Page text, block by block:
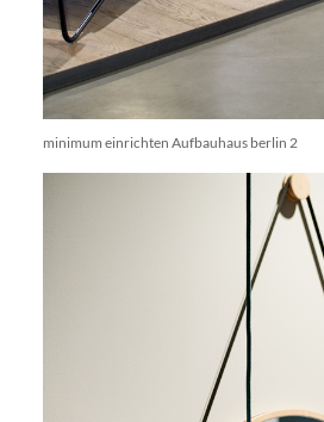
minimum einrichten Aufbauhaus berlin 2